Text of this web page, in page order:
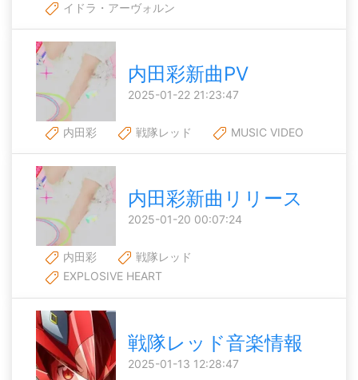
イドラ・アーヴォルン
内田彩新曲PV
2025-01-22 21:23:47
内田彩 戦隊レッド MUSIC VIDEO
内田彩新曲リリース
2025-01-20 00:07:24
内田彩
戦隊レッド
EXPLOSIVE HEART
戦隊レッド音楽情報
2025-01-13 12:28:47